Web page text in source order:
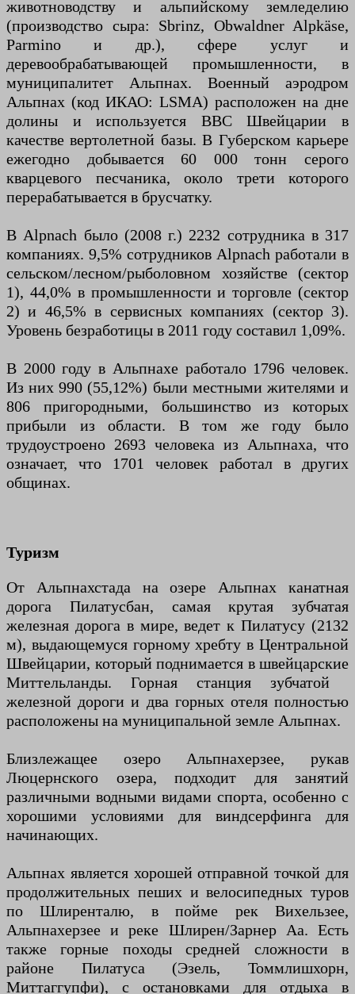
животноводству и альпийскому земледелию
(производство сыра: Sbrinz, Obwaldner Alpkäse,
Parmino и др.), сфере услуг и
деревообрабатывающей промышленности, в
муниципалитет Альпнах. Военный аэродром
Альпнах (код ИКАО: LSMA) расположен на дне
долины и используется ВВС Швейцарии в
качестве вертолетной базы. В Губерском карьере
ежегодно добывается 60 000 тонн серого
кварцевого песчаника, около трети которого
перерабатывается в брусчатку.
В Alpnach было (2008 г.) 2232 сотрудника в 317
компаниях. 9,5% сотрудников Alpnach работали в
сельском/лесном/рыболовном хозяйстве (сектор
1), 44,0% в промышленности и торговле (сектор
2) и 46,5% в сервисных компаниях (сектор 3).
Уровень безработицы в 2011 году составил 1,09%.
В 2000 году в Альпнахе работало 1796 человек.
Из них 990 (55,12%) были местными жителями и
806 пригородными, большинство из которых
прибыли из области. В том же году было
трудоустроено 2693 человека из Альпнаха, что
означает, что 1701 человек работал в других
общинах.
Туризм
От Альпнахстада на озере Альпнах канатная
дорога Пилатусбан, самая крутая зубчатая
железная дорога в мире, ведет к Пилатусу (2132
м), выдающемуся горному хребту в Центральной
Швейцарии, который поднимается в швейцарские
Миттельланды. Горная станция зубчатой ​​
железной дороги и два горных отеля полностью
расположены на муниципальной земле Альпнах.
Близлежащее озеро Альпнахерзее, рукав
Люцернского озера, подходит для занятий
различными водными видами спорта, особенно с
хорошими условиями для виндсерфинга для
начинающих.
Альпнах является хорошей отправной точкой для
продолжительных пеших и велосипедных туров
по Шлиренталю, в пойме рек Вихельзее,
Альпнахерзее и реке Шлирен/Зарнер Аа. Есть
также горные походы средней сложности в
районе Пилатуса (Эзель, Томмлишхорн,
Миттаггупфи), с остановками для отдыха в